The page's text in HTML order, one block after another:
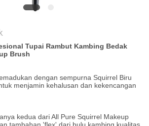
Tupai Rambut Kambing Bedak
Brush
dengan sempurna Squirrel Biru
menjamin kehalusan dan kekencangan
kedua dari All Pure Squirrel Makeup